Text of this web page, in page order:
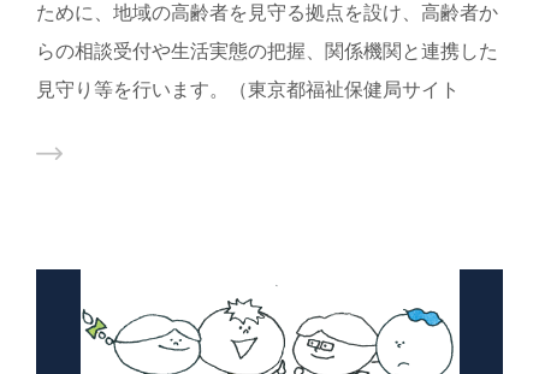
ために、地域の高齢者を見守る拠点を設け、高齢者か
らの相談受付や生活実態の把握、関係機関と連携した
見守り等を行います。（東京都福祉保健局サイト